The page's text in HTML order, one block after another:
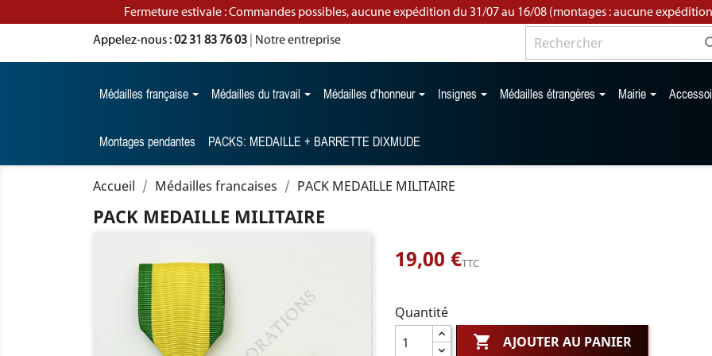
Fermeture estivale : Commandes possibles, aucune expédition du 31/07 au 16/08 (montages : aucune
Appelez-nous :02 31 83 76 03 | Notre entreprise
Médailles française Médailles du travail Médailles d'honneur Insignes Médailles étrangères Mairie
Montages pendantes PACKS: MEDAILLE + BARRETTE DIXMUDE
Accueil Médailles francaises PACK MEDAILLE MILITAIRE
PACK MEDAILLE MILITAIRE
19,00 €TTC
Quantité
 AJOUTER AU PANIER